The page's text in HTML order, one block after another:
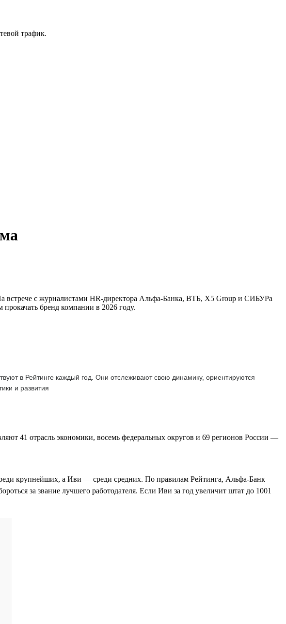
трафик.
встрече с журналистами HR-директора Альфа-Банка, ВТБ, X5 Group и СИБУРа
бренд компании в 2026 году.
в Рейтинге каждый год. Они отслеживают свою динамику, ориентируются
и развития
41 отрасль экономики, восемь федеральных округов и 69 регионов России —
крупнейших, а Иви — среди средних. По правилам Рейтинга, Альфа‑Банк
за звание лучшего работодателя. Если Иви за год увеличит штат до 1001